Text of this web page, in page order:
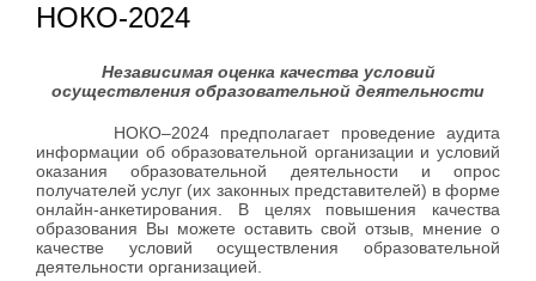
НОКО-2024
Независимая оценка качества условий
осуществления образовательной деятельности
НОКО–2024 предполагает проведение аудита
информации об образовательной организации и условий
оказания образовательной деятельности и опрос
получателей услуг (их законных представителей) в форме
онлайн-анкетирования. В целях повышения качества
образования Вы можете оставить свой отзыв, мнение о
качестве условий осуществления образовательной
деятельности организацией.